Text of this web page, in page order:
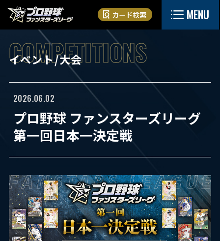
カード検索 MENU
イベント/大会
2026.06.02
プロ野球 ファンスターズリーグ
第一回日本一決定戦